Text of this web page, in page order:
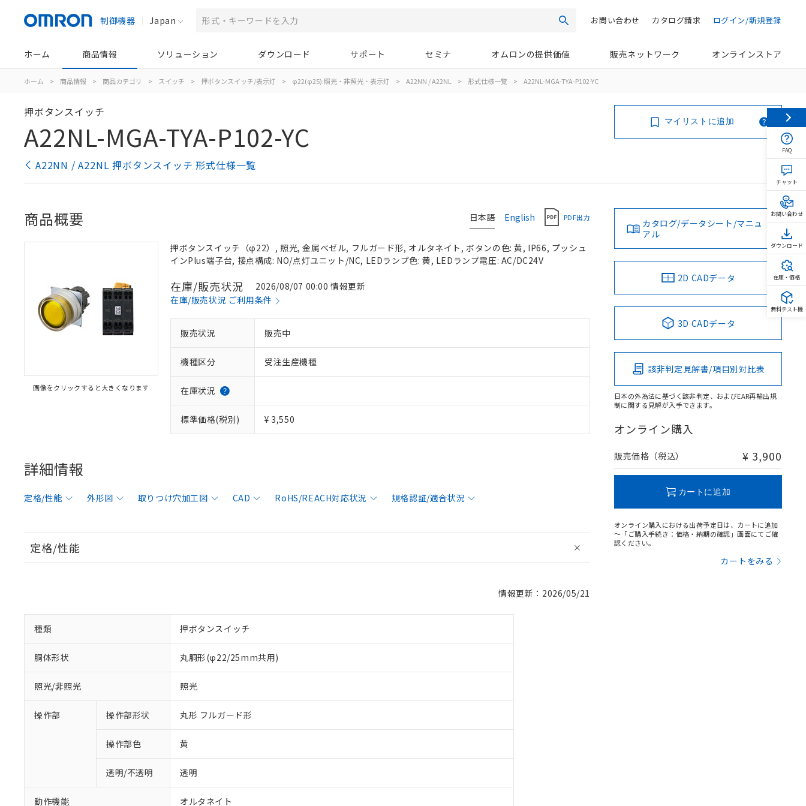
制御機器 Japan 検索 ログイン/新規登録
カタログ請求
お問い合わせ
ホーム 商品情報 ソリューション ダウンロード サポート セミナ オムロンの提供価値 販売ネットワーク オンラインストア
ホーム > 商品情報 > 商品カテゴリ > スイッチ > 押ボタンスイッチ/表示灯 > φ22(φ25):照光・非照光・表示灯 > A22NN / A22NL > 形式仕様一覧 > A22NL-MGA-TYA-P102-YC
押ボタンスイッチ
A22NL-MGA-TYA-P102-YC
A22NN / A22NL 押ボタンスイッチ 形式仕様一覧
マイリストに追加
日本語 English PDF出力
商品概要
画像をクリックすると大きくなります
押ボタンスイッチ（φ22）, 照光, 金属ベゼル, フルガード形, オルタネイト, ボタンの色: 黄, IP66, プッシュ
インPlus端子台, 接点構成: NO/点灯ユニット/NC, LEDランプ色: 黄, LEDランプ電圧: AC/DC24V
在庫/販売状況
2026/08/07 00:00 情報更新
在庫/販売状況 ご利用条件
販売状況 販売中
機種区分 受注生産機種
在庫状況
標準価格(税別) ¥ 3,550
詳細情報
定格/性能 外形図 取りつけ穴加工図 CAD RoHS/REACH対応状況 規格認証/適合状況
定格/性能
情報更新：2026/05/21
種類 押ボタンスイッチ
胴体形状 丸胴形(φ22/25mm共用)
照光/非照光 照光
操作部 操作部形状 丸形 フルガード形
操作部色 黄
透明/不透明 透明
動作機能 オルタネイト
カタログ/データシート/マニュ
アル
2D CADデータ
3D CADデータ
該非判定見解書/項目別対比表
日本の外為法に基づく該非判定、およびEAR再輸出規
制に関する見解が入手できます。
オンライン購入
販売価格（税込） ¥ 3,900
カートに追加
オンライン購入における出荷予定日は、カートに追加
～「ご購入手続き：価格・納期の確認」画面にてご確
認ください。
カートをみる
FAQ
チャット
お問い合わせ
ダウンロード
在庫・価格
無料テスト機